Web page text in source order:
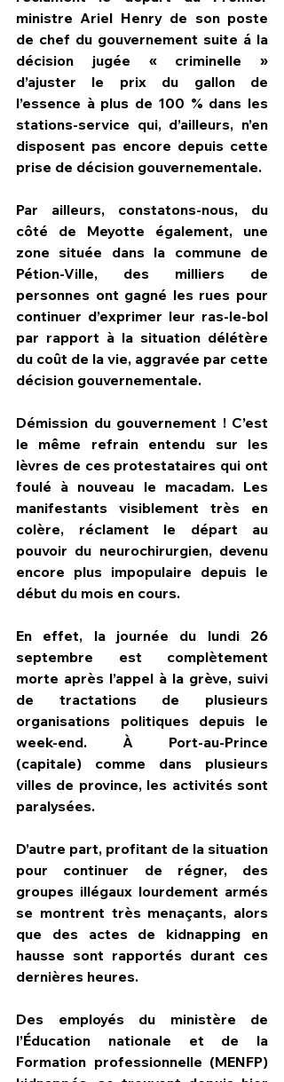
ministre Ariel Henry de son poste
de chef du gouvernement suite á la
décision jugée « criminelle »
d’ajuster le prix du gallon de
l’essence à plus de 100 % dans les
stations-service qui, d’ailleurs, n’en
disposent pas encore depuis cette
prise de décision gouvernementale.
Par ailleurs, constatons-nous, du
côté de Meyotte également, une
zone située dans la commune de
Pétion-Ville, des milliers de
personnes ont gagné les rues pour
continuer d’exprimer leur ras-le-bol
par rapport à la situation délétère
du coût de la vie, aggravée par cette
décision gouvernementale.
Démission du gouvernement ! C’est
le même refrain entendu sur les
lèvres de ces protestataires qui ont
foulé à nouveau le macadam. Les
manifestants visiblement très en
colère, réclament le départ au
pouvoir du neurochirurgien, devenu
encore plus impopulaire depuis le
début du mois en cours.
En effet, la journée du lundi 26
septembre est complètement
morte après l’appel à la grève, suivi
de tractations de plusieurs
organisations politiques depuis le
week-end. À Port-au-Prince
(capitale) comme dans plusieurs
villes de province, les activités sont
paralysées.
D’autre part, profitant de la situation
pour continuer de régner, des
groupes illégaux lourdement armés
se montrent très menaçants, alors
que des actes de kidnapping en
hausse sont rapportés durant ces
dernières heures.
Des employés du ministère de
l’Éducation nationale et de la
Formation professionnelle (MENFP)